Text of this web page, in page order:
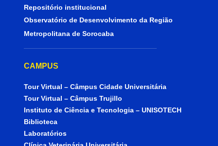
Repositório institucional
Observatório de Desenvolvimento da Região
Metropolitana de Sorocaba
CAMPUS
Tour Virtual – Câmpus Cidade Universitária
Tour Virtual – Câmpus Trujillo
Instituto de Ciência e Tecnologia – UNISOTECH
Biblioteca
Laboratórios